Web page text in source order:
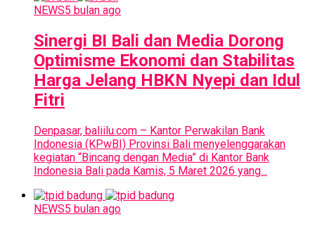
NEWS5 bulan ago
Sinergi BI Bali dan Media Dorong
Optimisme Ekonomi dan Stabilitas
Harga Jelang HBKN Nyepi dan Idul
Fitri
Denpasar, baliilu.com – Kantor Perwakilan Bank
Indonesia (KPwBI) Provinsi Bali menyelenggarakan
kegiatan “Bincang dengan Media” di Kantor Bank
Indonesia Bali pada Kamis, 5 Maret 2026 yang...
NEWS5 bulan ago